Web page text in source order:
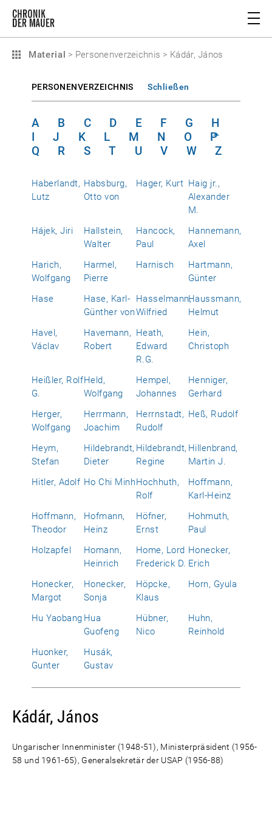
Material > Personenverzeichnis > Kádár, János
PERSONENVERZEICHNIS Schließen
A B C D E F G
H
I
J K L M N O
P
Q
R S T U V W Z
Haberlandt,
Lutz
Habsburg,
Otto von
Hager, Kurt Haig jr.,
Alexander
M.
Hájek, Jiri
Hallstein,
Walter
Hancock,
Paul
Hannemann,
Axel
Harich,
Wolfgang
Harmel,
Pierre
Harnisch
Hartmann,
Günter
Hase
Hase, Karl-
Günther von
Hasselmann,
Wilfried
Haussmann,
Helmut
Havel,
Václav
Havemann,
Robert
Heath,
Edward
R.G.
Hein,
Christoph
Heißler, Rolf
G.
Held,
Wolfgang
Hempel,
Johannes
Henniger,
Gerhard
Herger,
Wolfgang
Herrmann,
Joachim
Herrnstadt,
Rudolf
Heß, Rudolf
Heym,
Stefan
Hildebrandt,
Dieter
Hildebrandt,
Regine
Hillenbrand,
Martin J.
Hitler, Adolf Ho Chi MinhHochhuth,
Rolf
Hoffmann,
Karl-Heinz
Hoffmann,
Theodor
Hofmann,
Heinz
Höfner,
Ernst
Hohmuth,
Paul
Holzapfel
Homann,
Heinrich
Home, Lord
Frederick D.
Honecker,
Erich
Honecker,
Margot
Honecker,
Sonja
Höpcke,
Klaus
Horn, Gyula
Hu Yaobang Hua
Guofeng
Hübner,
Nico
Huhn,
Reinhold
Huonker,
Gunter
Husák,
Gustav
Kádár, János
Ungarischer Innenminister (1948-51), Ministerpräsident (1956-
58 und 1961-65), Generalsekretär der USAP (1956-88)